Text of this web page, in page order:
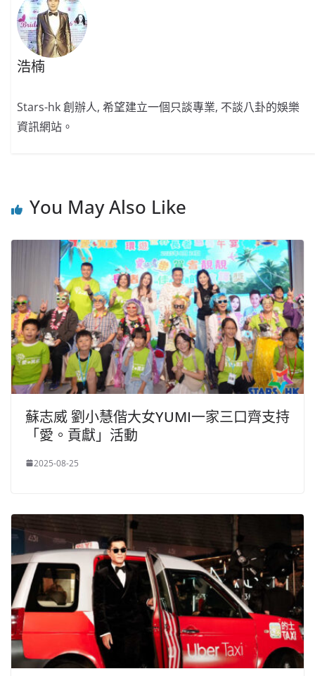
浩楠
Stars-hk 創辦人, 希望建立一個只談專業, 不談八卦的娛樂
資訊網站。
You May Also Like
蘇志威 劉小慧偕大女YUMI一家三口齊支持
「愛。貢獻」活動
2025-08-25